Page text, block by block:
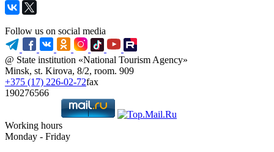
Follow us on social media
@ State institution «National Tourism Agency»
Minsk, st. Kirova, 8/2, room. 909
+375 (17) 226-02-72fax
190276566
Working hours
Monday - Friday